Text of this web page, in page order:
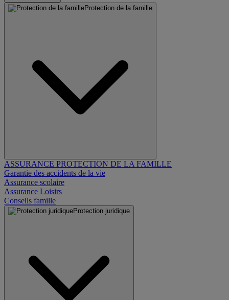
Protection de la famille
ASSURANCE PROTECTION DE LA FAMILLE
Garantie des accidents de la vie
Assurance scolaire
Assurance Loisirs
Conseils famille
Protection juridique